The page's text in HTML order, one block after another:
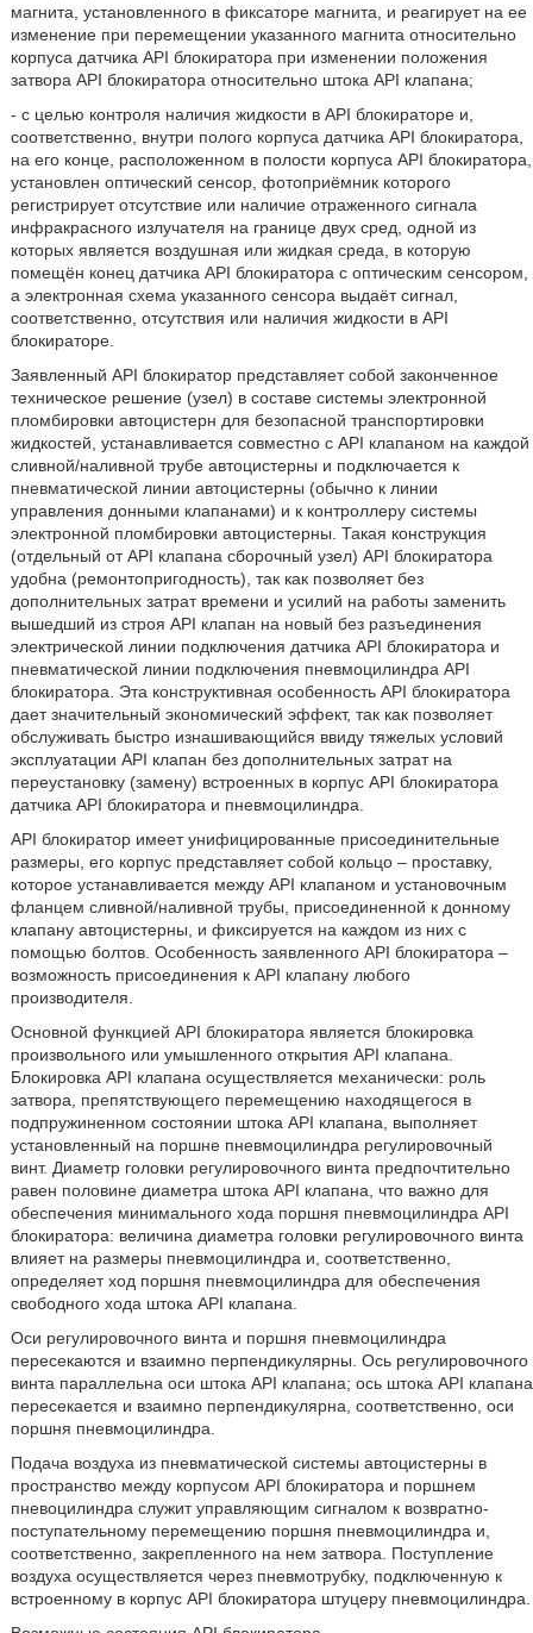
магнита, установленного в фиксаторе магнита, и реагирует на ее
изменение при перемещении указанного магнита относительно
корпуса датчика API блокиратора при изменении положения
затвора API блокиратора относительно штока API клапана;
- c целью контроля наличия жидкости в API блокираторе и,
соответственно, внутри полого корпуса датчика API блокиратора,
на его конце, расположенном в полости корпуса API блокиратора,
установлен оптический сенсор, фотоприёмник которого
регистрирует отсутствие или наличие отраженного сигнала
инфракрасного излучателя на границе двух сред, одной из
которых является воздушная или жидкая среда, в которую
помещён конец датчика API блокиратора с оптическим cенсором,
а электронная схема указанного сенсора выдаёт сигнал,
соответственно, отсутствия или наличия жидкости в API
блокираторе.
Заявленный API блокиратор представляет собой законченное
техническое решение (узел) в составе системы электронной
пломбировки автоцистерн для безопасной транспортировки
жидкостей, устанавливается совместно с API клапаном на каждой
сливной/наливной трубе автоцистерны и подключается к
пневматической линии автоцистерны (обычно к линии
управления донными клапанами) и к контроллеру системы
электронной пломбировки автоцистерны. Такая конструкция
(отдельный от API клапана сборочный узел) API блокиратора
удобна (ремонтопригодность), так как позволяет без
дополнительных затрат времени и усилий на работы заменить
вышедший из строя API клапан на новый без разъединения
электрической линии подключения датчика API блокиратора и
пневматической линии подключения пневмоцилиндра API
блокиратора. Эта конструктивная особенность API блокиратора
дает значительный экономический эффект, так как позволяет
обслуживать быстро изнашивающийся ввиду тяжелых условий
эксплуатации API клапан без дополнительных затрат на
переустановку (замену) встроенных в корпус API блокиратора
датчика API блокиратора и пневмоцилиндра.
API блокиратор имеет унифицированные присоединительные
размеры, его корпус представляет собой кольцо – проставку,
которое устанавливается между API клапаном и установочным
фланцем сливной/наливной трубы, присоединенной к донному
клапану автоцистерны, и фиксируется на каждом из них с
помощью болтов. Особенность заявленного API блокиратора –
возможность присоединения к API клапану любого
производителя.
Основной функцией API блокиратора является блокировка
произвольного или умышленного открытия API клапана.
Блокировка API клапана осуществляется механически: роль
затвора, препятствующего перемещению находящегося в
подпружиненном состоянии штока API клапана, выполняет
установленный на поршне пневмоцилиндра регулировочный
винт. Диаметр головки регулировочного винта предпочтительно
равен половине диаметра штока API клапана, что важно для
обеспечения минимального хода поршня пневмоцилиндра API
блокиратора: величина диаметра головки регулировочного винта
влияет на размеры пневмоцилиндра и, соответственно,
определяет ход поршня пневмоцилиндра для обеспечения
свободного хода штока API клапана.
Оси регулировочного винта и поршня пневмоцилиндра
пересекаются и взаимно перпендикулярны. Ось регулировочного
винта параллельна оси штока API клапана; ось штока API клапана
пересекается и взаимно перпендикулярна, соответственно, оси
поршня пневмоцилиндра.
Подача воздуха из пневматической системы автоцистерны в
пространство между корпусом API блокиратора и поршнем
пневоцилиндра служит управляющим сигналом к возвратно-
поступательному перемещению поршня пневмоцилиндра и,
соответственно, закрепленного на нем затвора. Поступление
воздуха осуществляется через пневмотрубку, подключенную к
встроенному в корпус API блокиратора штуцеру пневмоцилиндра.